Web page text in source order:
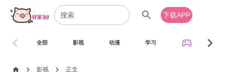
search 下载APP
全部 影视 动漫 学习 sports_esports
chevron_left chevron_right
home chevron_right 影视 chevron_right 正文